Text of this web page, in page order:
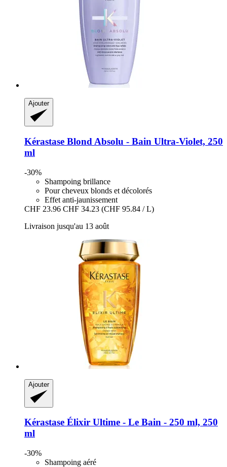
Ajouter
Kérastase Blond Absolu -​ Bain Ultra-​Violet, 250
ml
-30%
Shampoing brillance
Pour cheveux blonds et décolorés
Effet anti-jaunissement
CHF 23.96 CHF 34.23 (CHF 95.84 / L)
Livraison jusqu'au 13 août
Ajouter
Kérastase Élixir Ultime -​ Le Bain -​ 250 ml, 250
ml
-30%
Shampoing aéré